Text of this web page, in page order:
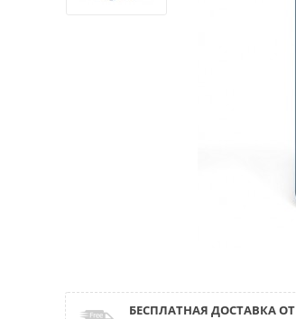
БЕСПЛАТНАЯ ДОСТАВКА ОТ